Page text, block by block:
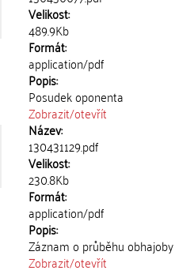
Velikost:
489.9Kb
Formát:
application/pdf
Popis:
Posudek oponenta
Zobrazit/otevřít
Název:
130431129.pdf
Velikost:
230.8Kb
Formát:
application/pdf
Popis:
Záznam o průběhu obhajoby
Zobrazit/otevřít